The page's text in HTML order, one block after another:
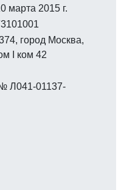
марта 2015 г.
город Москва,
I ком 42
Л041-01137-